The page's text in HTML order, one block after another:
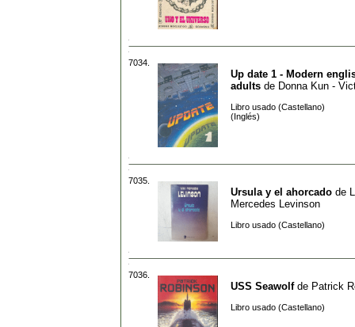
7034.
Up date 1 - Modern
adults de Donna Kun -
Libro usado (Castellano)
(Inglés)
7035.
Ursula y el ahorcado de
Mercedes Levinson
Libro usado (Castellano)
7036.
USS Seawolfde Patrick
Libro usado (Castellano)